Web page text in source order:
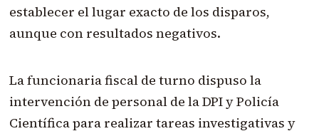
establecer el lugar exacto de los disparos,
aunque con resultados negativos.
La funcionaria fiscal de turno dispuso la
intervención de personal de la DPI y Policía
Científica para realizar tareas investigativas y